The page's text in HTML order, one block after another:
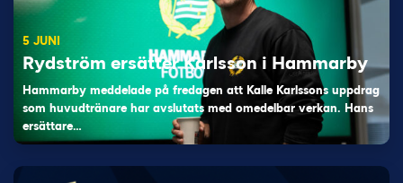
5 JUNI
Rydström ersätter Karlsson i Hammarby
Hammarby meddelade på fredagen att Kalle Karlssons uppdrag
som huvudtränare har avslutats med omedelbar verkan. Hans
ersättare…